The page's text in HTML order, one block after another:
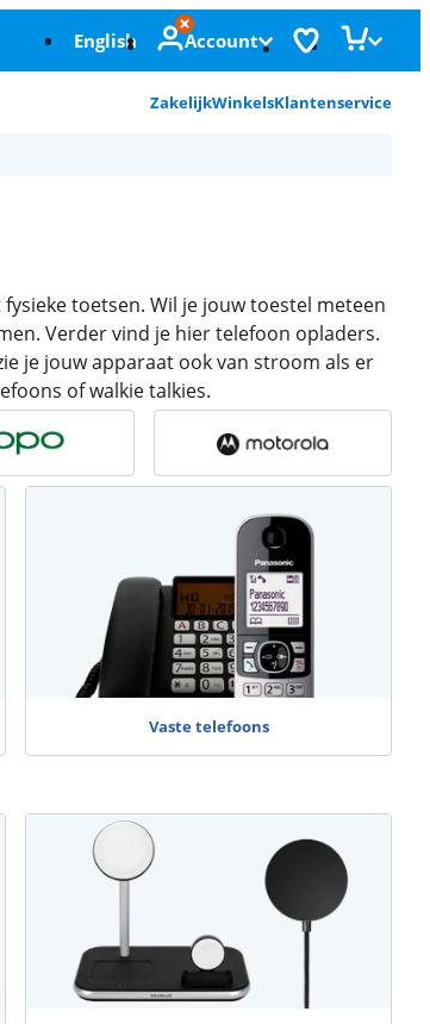
English Account
ZakelijkWinkelsKlantenservice
toetsen. Wil je jouw toestel meteen
Verder vind je hier telefoon opladers.
je jouw apparaat ook van stroom als er
of walkie talkies.
Vaste telefoons